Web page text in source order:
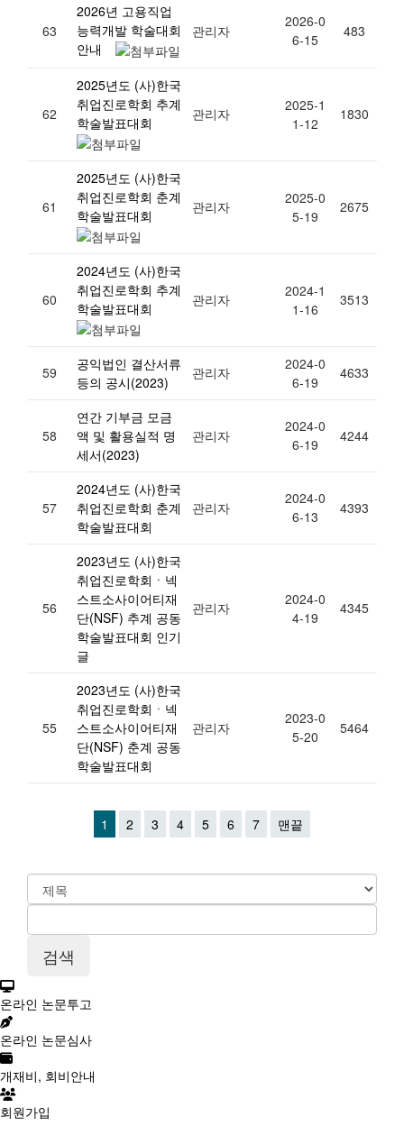
63
2026년 고용직업
능력개발 학술대회
안내
관리자
2026-0
6-15
483
62
2025년도 (사)한국
취업진로학회 추계
학술발표대회
관리자
2025-1
1-12
1830
61
2025년도 (사)한국
취업진로학회 춘계
학술발표대회
관리자
2025-0
5-19
2675
60
2024년도 (사)한국
취업진로학회 추계
학술발표대회
관리자
2024-1
1-16
3513
59
공익법인 결산서류
등의 공시(2023)
관리자
2024-0
6-19
4633
58
연간 기부금 모금
액 및 활용실적 명
세서(2023)
관리자
2024-0
6-19
4244
57
2024년도 (사)한국
취업진로학회 춘계
학술발표대회
관리자
2024-0
6-13
4393
56
2023년도 (사)한국
취업진로학회ㆍ넥
스트소사이어티재
단(NSF) 추계 공동
학술발표대회 인기
글
관리자
2024-0
4-19
4345
55
2023년도 (사)한국
취업진로학회ㆍ넥
스트소사이어티재
단(NSF) 춘계 공동
학술발표대회
관리자
2023-0
5-20
5464
1 2 3 4 5 6 7 맨끝
온라인 논문투고
온라인 논문심사
개재비, 회비안내
회원가입